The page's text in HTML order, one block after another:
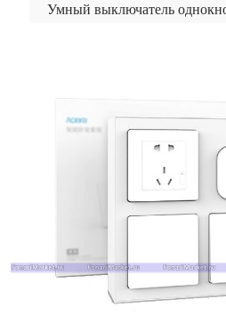
Умный выключатель